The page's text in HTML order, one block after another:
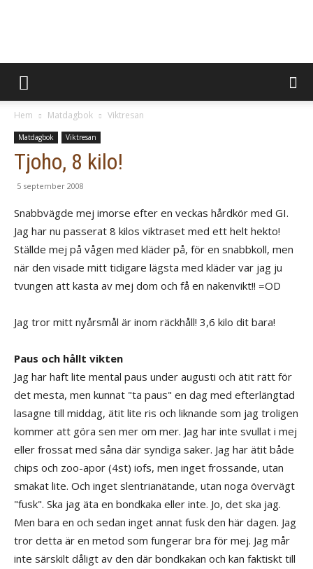
BevaraMinnen
Hem Matdagbok Viktresan
Matdagbok Viktresan
Tjoho, 8 kilo!
5 september 2008
Snabbvägde mej imorse efter en veckas hårdkör med GI.
Jag har nu passerat 8 kilos viktraset med ett helt hekto!
Ställde mej på vågen med kläder på, för en snabbkoll, men
när den visade mitt tidigare lägsta med kläder var jag ju
tvungen att kasta av mej dom och få en nakenvikt!! =OD
Jag tror mitt nyårsmål är inom räckhåll! 3,6 kilo dit bara!
Paus och hållt vikten
Jag har haft lite mental paus under augusti och ätit rätt för
det mesta, men kunnat "ta paus" en dag med efterlängtad
lasagne till middag, ätit lite ris och liknande som jag troligen
kommer att göra sen mer om mer. Jag har inte svullat i mej
eller frossat med såna där syndiga saker. Jag har ätit både
chips och zoo-apor (4st) iofs, men inget frossande, utan
smakat lite. Och inget slentrianätande, utan noga övervägt
"fusk". Ska jag äta en bondkaka eller inte. Jo, det ska jag.
Men bara en och sedan inget annat fusk den här dagen. Jag
tror detta är en metod som fungerar bra för mej. Jag mår
inte särskilt dåligt av den där bondkakan och kan faktiskt till